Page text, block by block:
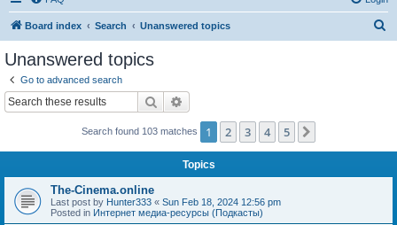
Board index Search Unanswered topics
Unanswered topics
Go to advanced search
Search
Search found 103 matches 1 2 3 4 5
Topics
The-Cinema.online
Last post by Hunter333 « Sun Feb 18, 2024 12:56 pm
Posted in Интернет медиа-ресурсы (Подкасты)